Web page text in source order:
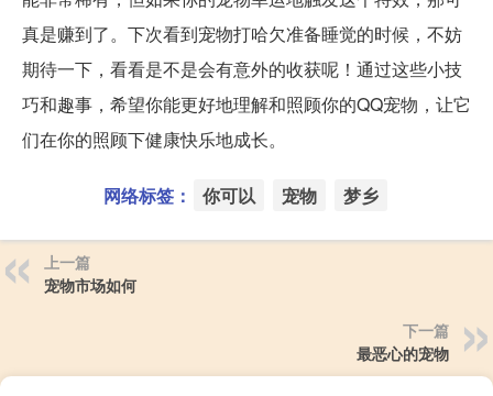
真是赚到了。下次看到宠物打哈欠准备睡觉的时候，不妨
期待一下，看看是不是会有意外的收获呢！通过这些小技
巧和趣事，希望你能更好地理解和照顾你的QQ宠物，让它
们在你的照顾下健康快乐地成长。
网络标签： 你可以 宠物 梦乡
上一篇
宠物市场如何
下一篇
最恶心的宠物